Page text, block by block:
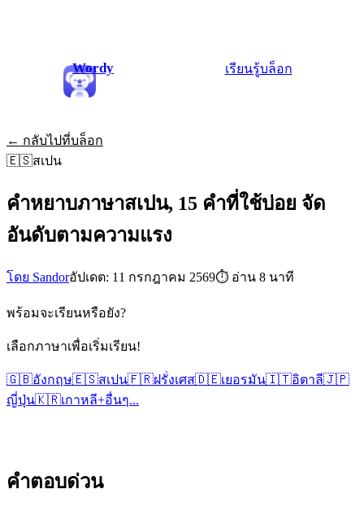
Wordy เรียนรู้บล็อก
← กลับไปที่บล็อก
🇪🇸สเปน
คำหยาบภาษาสเปน, 15 คำที่ใช้บ่อย จัด
อันดับตามความแรง
โดย Sandorอัปเดต: 11 กรกฎาคม 2569⏱ อ่าน 8 นาที
พร้อมจะเรียนหรือยัง?
เลือกภาษาเพื่อเริ่มเรียน!
🇬🇧อังกฤษ🇪🇸สเปน🇫🇷ฝรั่งเศส🇩🇪เยอรมัน🇮🇹อิตาลี🇯🇵
ญี่ปุ่น🇰🇷เกาหลี+อื่นๆ...
คำตอบด่วน